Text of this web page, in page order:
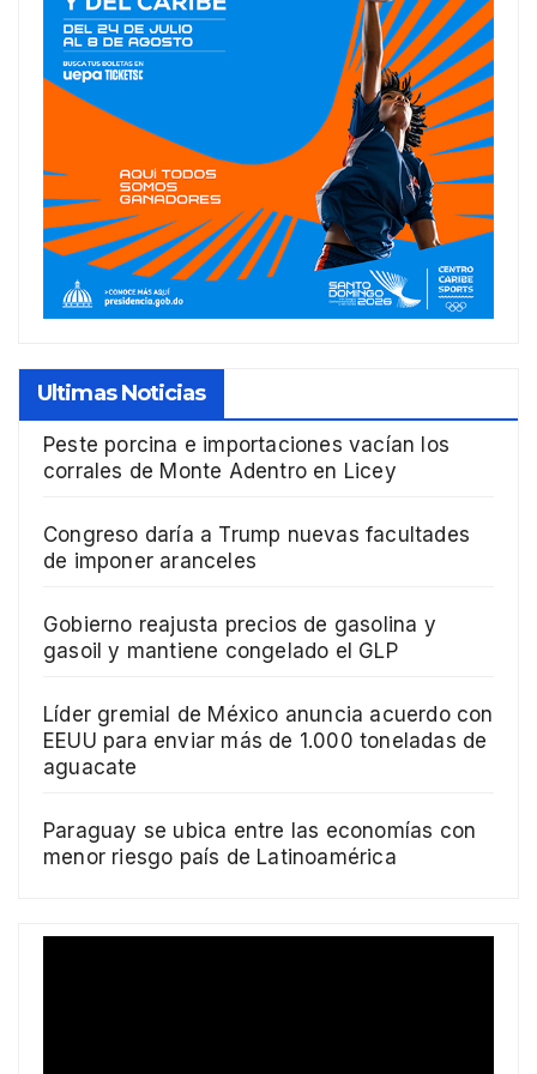
Ultimas Noticias
Peste porcina e importaciones vacían los
corrales de Monte Adentro en Licey
Congreso daría a Trump nuevas facultades
de imponer aranceles
Gobierno reajusta precios de gasolina y
gasoil y mantiene congelado el GLP
Líder gremial de México anuncia acuerdo con
EEUU para enviar más de 1.000 toneladas de
aguacate
Paraguay se ubica entre las economías con
menor riesgo país de Latinoamérica